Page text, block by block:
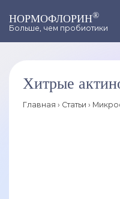
НОРМОФЛОРИН®
Больше, чем пробиотики
Хитрые
Главная › Статьи ›